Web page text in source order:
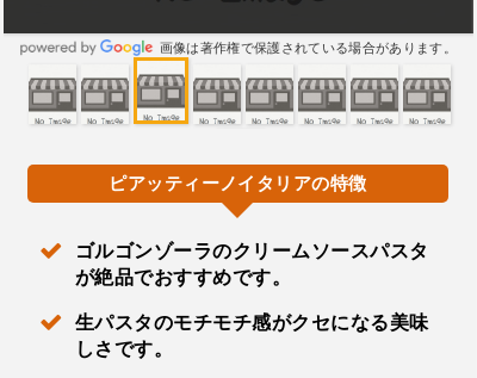
画像は著作権で保護されている場合があります。
ピアッティーノイタリアの特徴
ゴルゴンゾーラのクリームソースパスタ
が絶品でおすすめです。
生パスタのモチモチ感がクセになる美味
しさです。